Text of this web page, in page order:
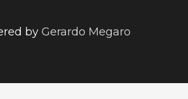
by Gerardo Megaro